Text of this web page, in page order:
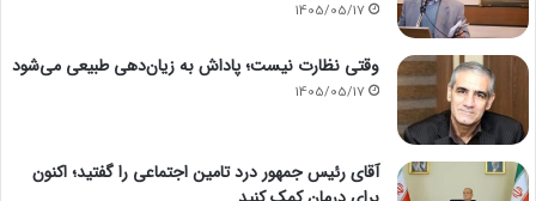
1405/05/17
وقتی نظارت نیست؛ پاداش به زیان‌دهی طبیعی می‌شود
1405/05/17
آقای رئیس جمهور درد تامین اجتماعی را گفتید؛ اکنون